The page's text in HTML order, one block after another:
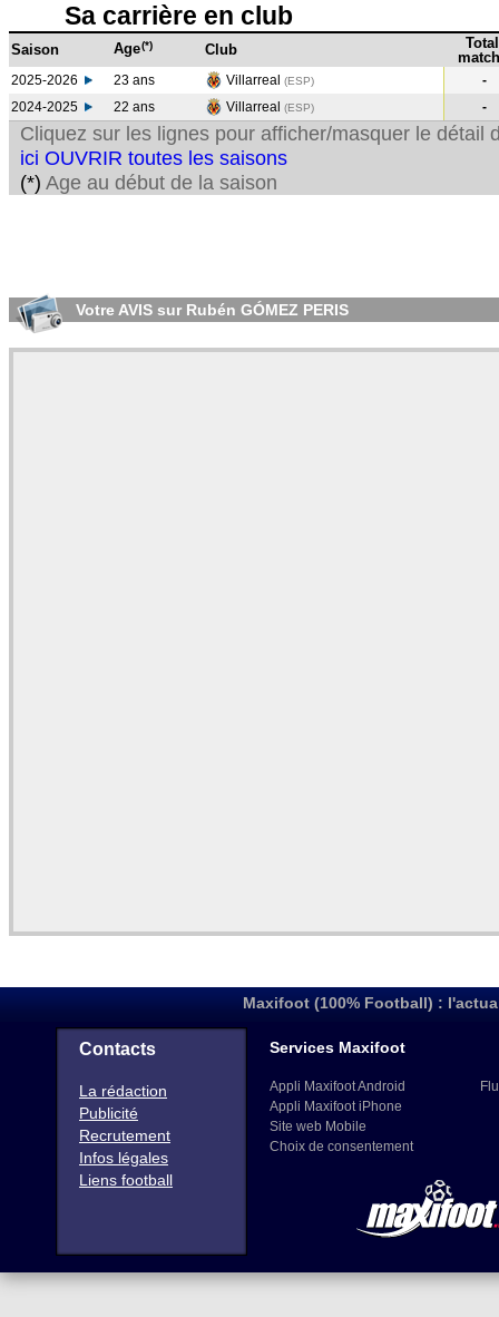
Sa carrière en club
Saison Age(*) Club
Total
2025-2026 23 ans Villarreal (ESP)
-
2024-2025
22 ans Villarreal (ESP) -
Cliquez sur les lignes pour afficher/masquer le détail
ici OUVRIR toutes les saisons
(*) Age au début de la saison
Votre AVIS sur Rubén GÓMEZ PERIS
Maxifoot (100% Football) :
Contacts
La rédaction
Publicité
Recrutement
Infos légales
Liens football
Services Maxifoot
Appli Maxifoot Android
Appli Maxifoot iPhone
Site web Mobile
Choix de consentement